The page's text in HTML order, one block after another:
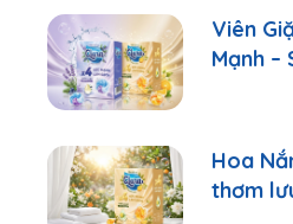
Viên
Mạnh –
Hoa
thơm